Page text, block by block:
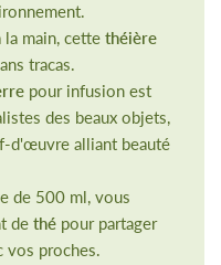
main, cette théière
tracas.
pour infusion est
des beaux objets,
d'œuvre alliant beauté
de 500 ml, vous
de thé pour partager
vos proches.